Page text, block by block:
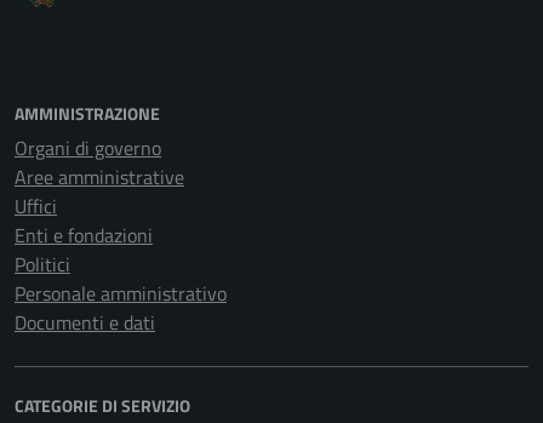
AMMINISTRAZIONE
Organi di governo
Aree amministrative
Uffici
Enti e fondazioni
Politici
Personale amministrativo
Documenti e dati
CATEGORIE DI SERVIZIO